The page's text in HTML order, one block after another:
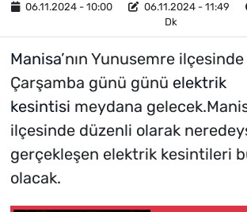
06.11.2024 - 10:00 06.11.2024 - 11:49
Dk
Manisa’nın Yunusemre ilçesinde
Çarşamba günü günü elektrik
kesintisi meydana
ilçesinde düzenli olarak
gerçekleşen elektrik kesintileri
olacak.